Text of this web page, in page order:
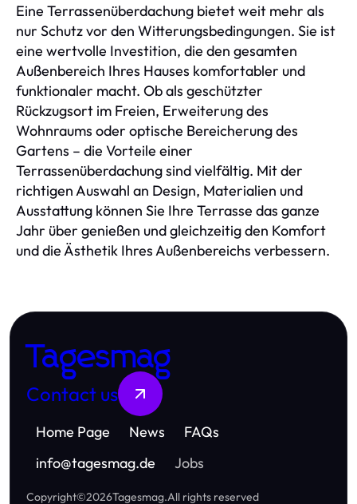
Eine Terrassenüberdachung bietet weit mehr als
nur Schutz vor den Witterungsbedingungen. Sie ist
eine wertvolle Investition, die den gesamten
Außenbereich Ihres Hauses komfortabler und
funktionaler macht. Ob als geschützter
Rückzugsort im Freien, Erweiterung des
Wohnraums oder optische Bereicherung des
Gartens – die Vorteile einer
Terrassenüberdachung sind vielfältig. Mit der
richtigen Auswahl an Design, Materialien und
Ausstattung können Sie Ihre Terrasse das ganze
Jahr über genießen und gleichzeitig den Komfort
und die Ästhetik Ihres Außenbereichs verbessern.
Tagesmag
Contact us
Home Page News
FAQs
info@tagesmag.de Jobs
Copyright©2026Tagesmag.All rights reserved